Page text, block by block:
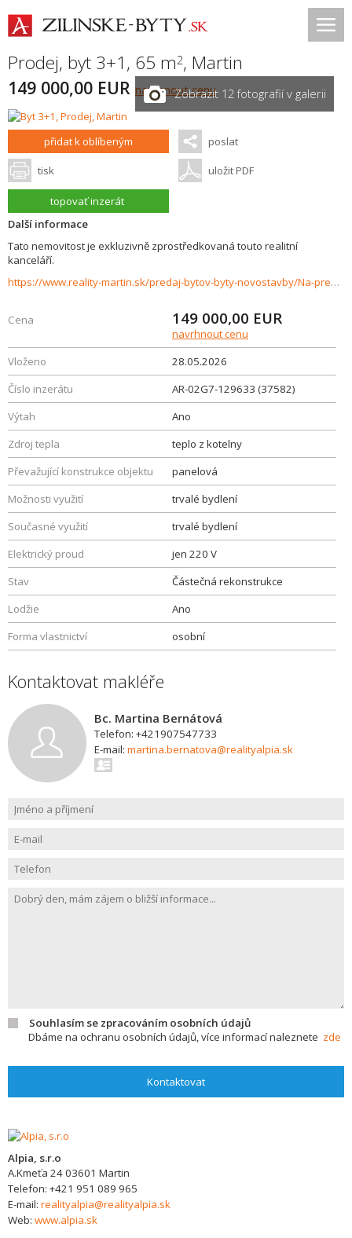
Prodej, byt 3+1, 65 m2, Martin
149 000,00 EUR navrhnout cenuZobrazit 12 fotografií v galerii
přidat k oblíbeným poslat
tisk uložit PDF
topovať inzerát
Další informace
Tato nemovitost je exkluzivně zprostředkovaná touto realitní
kanceláří.
https://www.reality-martin.sk/predaj-bytov-byty-novostavby/Na-predaj-3izbovy-byt-s-loggiou-satnikom-a-spajzou-Kosuty-II.-Martin-37582/?utm_source=areality&utm_medium=xml&utm_term=37582&utm_content=byt&utm_campaign=portaly
Cena 149 000,00 EUR
navrhnout cenu
Vloženo
28.05.2026
Číslo inzerátu
AR-02G7-129633 (37582)
Výtah
Ano
Zdroj tepla
teplo z kotelny
Převažující konstrukce objektu
panelová
Možnosti využití
trvalé bydlení
Současné využití
trvalé bydlení
Elektrický proud
jen 220 V
Stav
Částečná rekonstrukce
Lodžie
Ano
Forma vlastnictví
osobní
Kontaktovat makléře
Bc. Martina Bernátová
Telefon: +421907547733
E-mail: martina.bernatova@realityalpia.sk
Souhlasím se zpracováním osobních údajů
Dbáme na ochranu osobních údajů, více informací naleznete zde
Kontaktovat
Alpia, s.r.o
A.Kmeťa 2403601 Martin
Telefon: +421 951 089 965
E-mail: realityalpia@realityalpia.sk
Web: www.alpia.sk